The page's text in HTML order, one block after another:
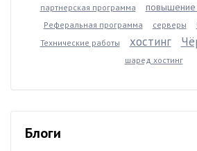
партнерская программа
повышение
Реферальная программа серверы
Технические работы хостинг
шаред хостинг
Блоги